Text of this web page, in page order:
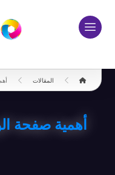
المقالات
أهمية صفحة